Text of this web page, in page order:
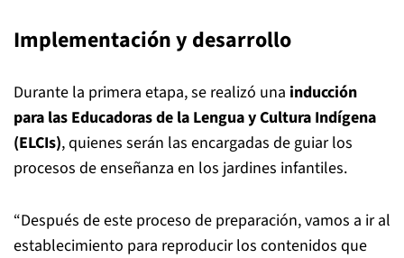
Implementación y desarrollo
Durante la primera etapa, se realizó una inducción
para las Educadoras de la Lengua y Cultura Indígena
(ELCIs), quienes serán las encargadas de guiar los
procesos de enseñanza en los jardines infantiles.
“Después de este proceso de preparación, vamos a ir al
establecimiento para reproducir los contenidos que